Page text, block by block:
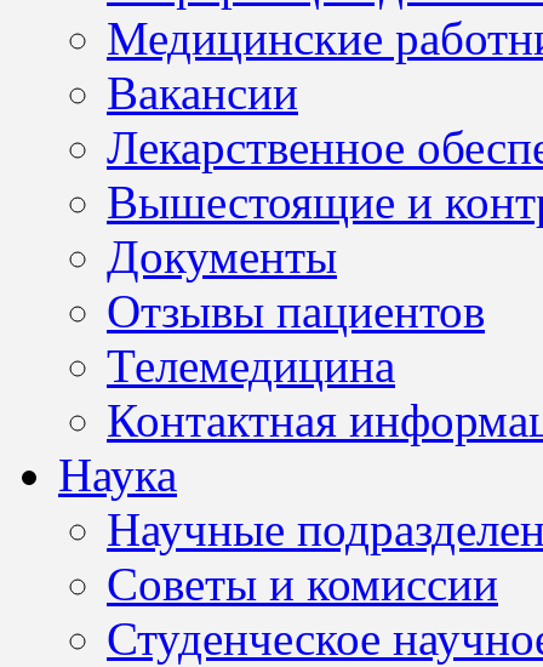
Медицинские
Вакансии
Лекарственное
Вышестоящие и
Документы
Отзывы пациентов
Телемедицина
Контактная
Наука
Научные
Советы и комиссии
Студенческое